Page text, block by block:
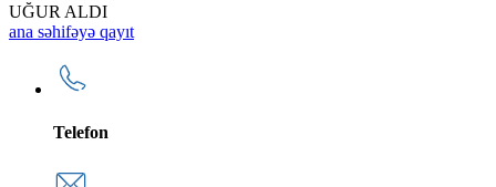
UĞUR ALDI
ana səhifəyə qayıt
Telefon